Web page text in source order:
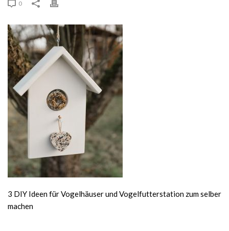
0
3 DIY Ideen für Vogelhäuser und Vogelfutterstation zum selber
machen